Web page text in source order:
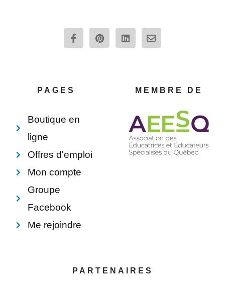
F
a
c
P
i
n
L
i
n
E
n
v
p
e
PAGES
Boutique en
ligne
Offres d'emploi
Mon compte
Groupe
Facebook
Me rejoindre
MEMBRE DE
PARTENAIRES